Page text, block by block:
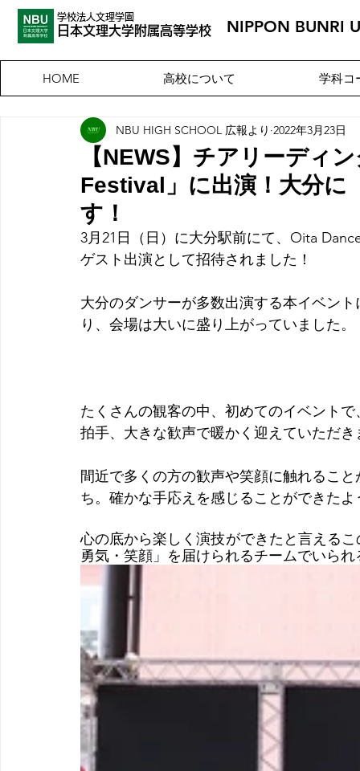
学校法人文理学園
​日本文理大学附属高等学校 NIPPON BUNRI
HOME 高校について 学科コ
【NEWS】チアリーディ
Festival」に出演！大分に
す！
NBU HIGH SCHOOL 広報より 2022年3月23日
3月21日（日）に大分駅前にて、Oita
ゲスト出演として招待されました！
大分のダンサーが多数出演する本イベン
り、会場は大いに盛り上がっていました。
たくさんの観客の中、初めてのイベント
拍手、大きな歓声で暖かく迎えていただき
間近で多くの方の歓声や笑顔に触れるこ
ち。確かな手応えを感じることができたよ
心の底から楽しく演技ができたと言える
勇気・笑顔」を届けられるチームでいら